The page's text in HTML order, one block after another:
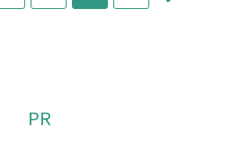
PR